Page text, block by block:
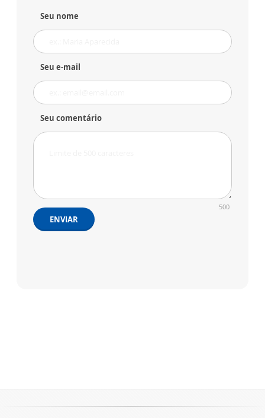
Seu nome
Seu e-mail
Seu comentário
500
ENVIAR